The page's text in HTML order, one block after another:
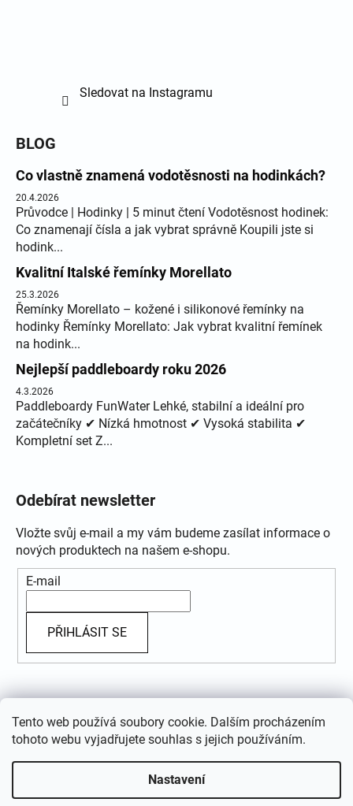
Tento web používá soubory cookie. Dalším procházením
tohoto webu vyjadřujete souhlas s jejich používáním.
Nastavení
Sledovat na Instagramu
BLOG
Co vlastně znamená vodotěsnosti na hodinkách?
20.4.2026
Průvodce | Hodinky | 5 minut čtení Vodotěsnost hodinek:
Co znamenají čísla a jak vybrat správně Koupili jste si
hodink...
Kvalitní Italské řemínky Morellato
25.3.2026
Řemínky Morellato – kožené i silikonové řemínky na
hodinky Řemínky Morellato: Jak vybrat kvalitní řemínek
na hodink...
Nejlepší paddleboardy roku 2026
4.3.2026
Paddleboardy FunWater Lehké, stabilní a ideální pro
začátečníky ✔ Nízká hmotnost ✔ Vysoká stabilita ✔
Kompletní set Z...
Odebírat newsletter
Vložte svůj e-mail a my vám budeme zasílat informace o
nových produktech na našem e-shopu.
E-mail
PŘIHLÁSIT SE